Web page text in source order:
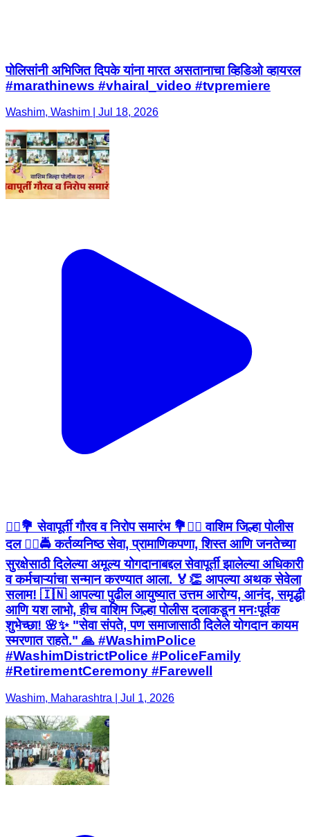
पोलिसांनी अभिजित दिपके यांना मारत असतानाचा व्हिडिओ व्हायरल
#marathinews #vhairal_video #tvpremiere
Washim, Washim | Jul 18, 2026
👮‍♂️💐 सेवापूर्ती गौरव व निरोप समारंभ 💐👮‍♀️ वाशिम जिल्हा पोलीस
दल 👮‍♂️🚔 कर्तव्यनिष्ठ सेवा, प्रामाणिकपणा, शिस्त आणि जनतेच्या
सुरक्षेसाठी दिलेल्या अमूल्य योगदानाबद्दल सेवापूर्ती झालेल्या अधिकारी
व कर्मचाऱ्यांचा सन्मान करण्यात आला. 🏅👏 आपल्या अथक सेवेला
सलाम! 🇮🇳 आपल्या पुढील आयुष्यात उत्तम आरोग्य, आनंद, समृद्धी
आणि यश लाभो, हीच वाशिम जिल्हा पोलीस दलाकडून मनःपूर्वक
शुभेच्छा! 🌸✨ "सेवा संपते, पण समाजासाठी दिलेले योगदान कायम
स्मरणात राहते." 🙏 #WashimPolice
#WashimDistrictPolice #PoliceFamily
#RetirementCeremony #Farewell
Washim, Maharashtra | Jul 1, 2026